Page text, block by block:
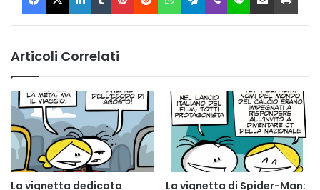
Articoli Correlati
La vignetta dedicata
La vignetta di Spider-Man: